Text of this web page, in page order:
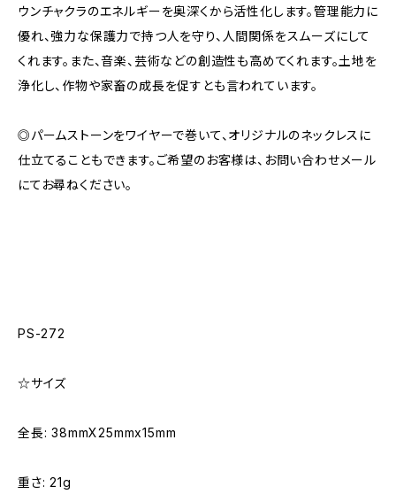
ウンチャクラのエネルギーを奥深くから活性化します。管理能力に
優れ、強力な保護力で持つ人を守り、人間関係をスムーズにして
くれます。また、音楽、芸術などの創造性も高めてくれます。土地を
浄化し、作物や家畜の成長を促すとも言われています。
◎パームストーンをワイヤーで巻いて、オリジナルのネックレスに
仕立てることもできます。ご希望のお客様は、お問い合わせメール
にてお尋ねください。
PS-272
☆サイズ
全長: 38mmX25mmx15mm
重さ: 21g